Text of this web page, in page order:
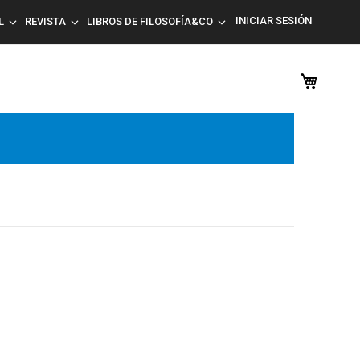
REVISTA LIBROS DE FILOSOFÍA&CO INICIAR SESIÓN